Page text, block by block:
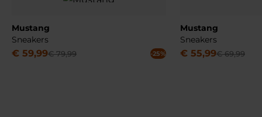
Mustang
Sneakers
€ 59,99€ 79,99 -25%
Mustang
Sneakers
€ 55,99€ 69,99